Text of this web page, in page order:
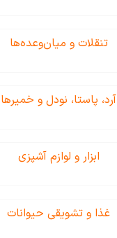
تنقلات و میان‌وعده‌ها
آرد، پاستا، نودل و خمیرها
ابزار و لوازم آشپزی
غذا و تشویقی حیوانات